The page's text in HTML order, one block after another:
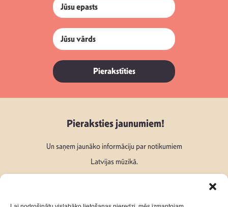
Pierakstīties
Pieraksties jaunumiem!
Un saņem jaunāko informāciju par notikumiem
Latvijas mūzikā.